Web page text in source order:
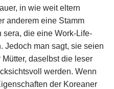
in wie weit eltern
anderem eine Stamm
die eine Work-Life-
Jedoch man sagt, sie seien
daselbst die leser
werden. Wenn
der Koreaner